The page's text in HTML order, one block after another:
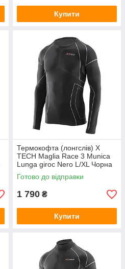
Купити
Термокофта (лонгслів) X
TECH Maglia Race 3 Munica
Lunga giroc Nero L/XL Чорна
Готово до відправки
1 790 ₴
Купити